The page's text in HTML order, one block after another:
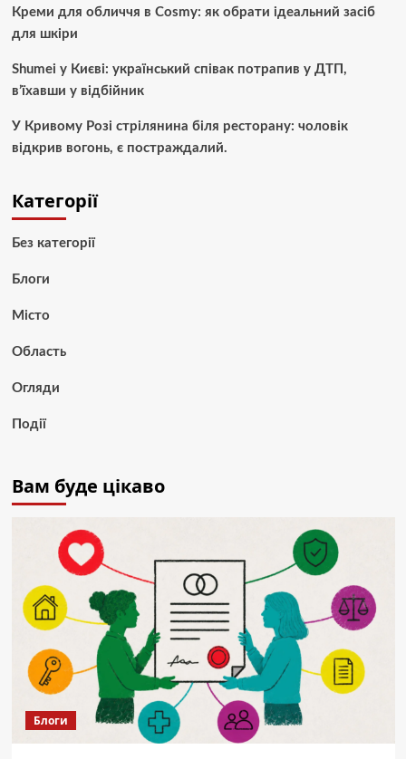
Креми для обличчя в Cosmy: як обрати ідеальний засіб
для шкіри
Shumei у Києві: український співак потрапив у ДТП,
в’їхавши у відбійник
У Кривому Розі стрілянина біля ресторану: чоловік
відкрив вогонь, є постраждалий.
Категорії
Без категорії
Блоги
Місто
Область
Огляди
Події
Вам буде цікаво
Блоги